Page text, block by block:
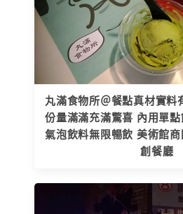
丸滿食物所＠餐點真材實料
份量滿滿充滿驚喜 內用單
氣泡飲料無限暢飲 美術館
創餐廳